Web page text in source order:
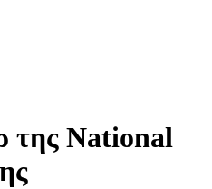
της National